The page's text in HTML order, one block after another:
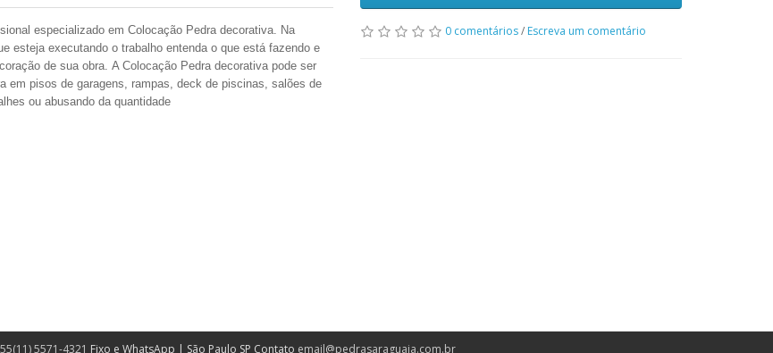
especializado em Colocação Pedra decorativa. Na
esteja executando o trabalho entenda o que está fazendo e
de sua obra. A Colocação Pedra decorativa pode ser
em pisos de garagens, rampas, deck de piscinas, salões de
ou abusando da quantidade
0 comentários/ Escreva um comentário
55(11) 5571-4321 Fixo e WhatsApp | São Paulo SP Contato email@pedrasaraguaia.com.br